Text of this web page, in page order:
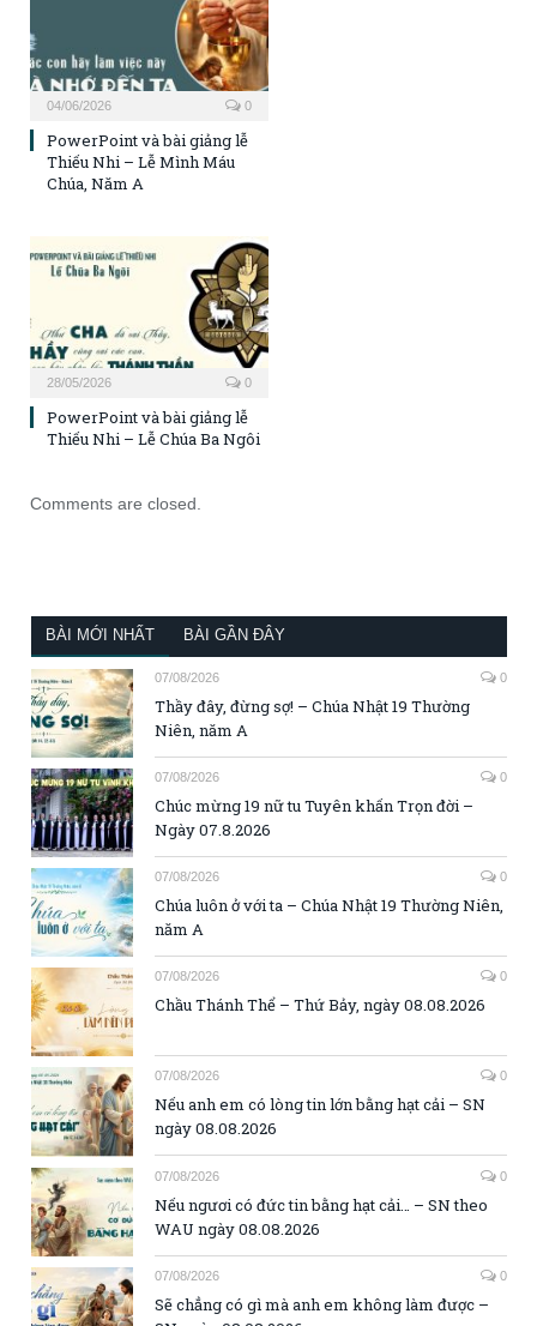
04/06/2026 0
PowerPoint và bài giảng lễ
Thiếu Nhi – Lễ Mình Máu
Chúa, Năm A
28/05/2026 0
PowerPoint và bài giảng lễ
Thiếu Nhi – Lễ Chúa Ba Ngôi
Comments are closed.
BÀI MỚI NHẤT BÀI GẦN ĐÂY
07/08/2026 0
Thầy đây, đừng sợ! – Chúa Nhật 19 Thường
Niên, năm A
07/08/2026 0
Chúc mừng 19 nữ tu Tuyên khấn Trọn đời –
Ngày 07.8.2026
07/08/2026 0
Chúa luôn ở với ta – Chúa Nhật 19 Thường Niên,
năm A
07/08/2026 0
Chầu Thánh Thể – Thứ Bảy, ngày 08.08.2026
07/08/2026 0
Nếu anh em có lòng tin lớn bằng hạt cải – SN
ngày 08.08.2026
07/08/2026 0
Nếu ngươi có đức tin bằng hạt cải… – SN theo
WAU ngày 08.08.2026
07/08/2026 0
Sẽ chẳng có gì mà anh em không làm được –